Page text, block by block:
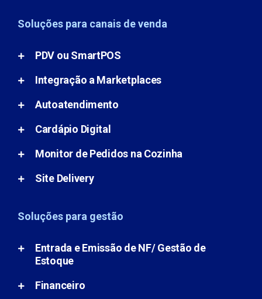
Soluções para canais de venda
PDV ou SmartPOS
Integração a Marketplaces
Autoatendimento
Cardápio Digital
Monitor de Pedidos na Cozinha
Site Delivery
Soluções para gestão
Entrada e Emissão de NF/ Gestão de
Estoque
Financeiro